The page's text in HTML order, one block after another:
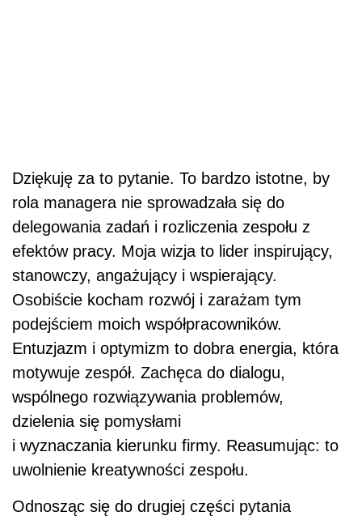
Dziękuję za to pytanie. To bardzo istotne, by
rola managera nie sprowadzała się do
delegowania zadań i rozliczenia zespołu z
efektów pracy. Moja wizja to lider inspirujący,
stanowczy, angażujący i wspierający.
Osobiście kocham rozwój i zarażam tym
podejściem moich współpracowników.
Entuzjazm i optymizm to dobra energia, która
motywuje zespół. Zachęca do dialogu,
wspólnego rozwiązywania problemów,
dzielenia się pomysłami
i wyznaczania kierunku firmy. Reasumując: to
uwolnienie kreatywności zespołu.
Odnosząc się do drugiej części pytania